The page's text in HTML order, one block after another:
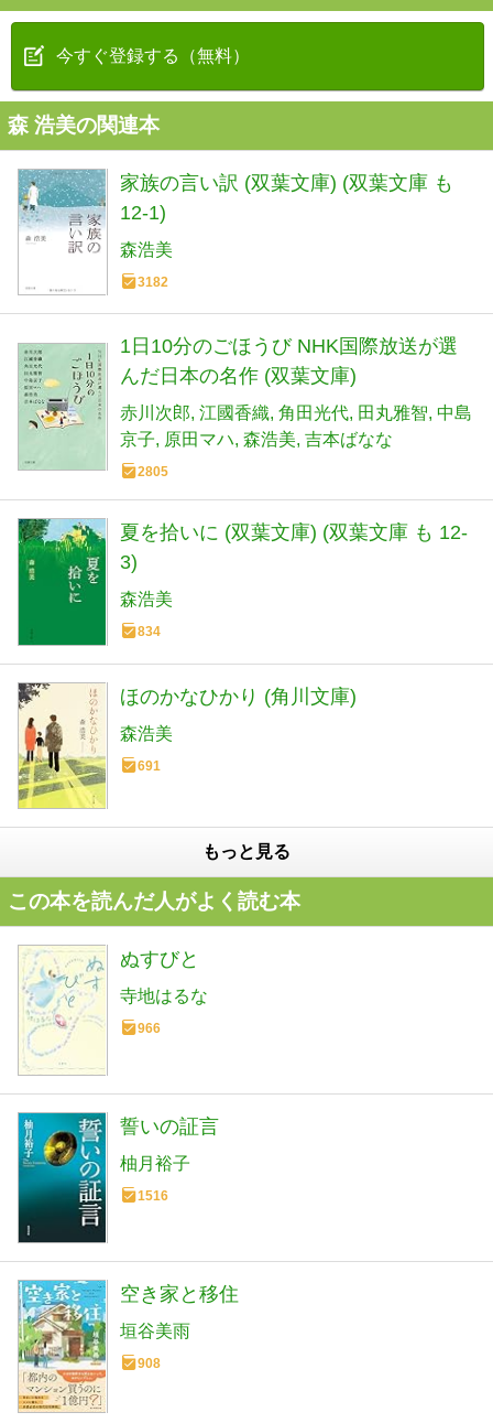
今すぐ登録する（無料）
森 浩美の関連本
家族の言い訳 (双葉文庫) (双葉文庫 も
12-1)
森浩美
3182
1日10分のごほうび NHK国際放送が選
んだ日本の名作 (双葉文庫)
赤川次郎 江國香織 角田光代 田丸雅智 中島
京子
原田マハ 森浩美 吉本ばなな
2805
夏を拾いに (双葉文庫) (双葉文庫 も 12-
3)
森浩美
834
ほのかなひかり (角川文庫)
森浩美
691
もっと見る
この本を読んだ人がよく読む本
ぬすびと
寺地はるな
966
誓いの証言
柚月裕子
1516
空き家と移住
垣谷美雨
908